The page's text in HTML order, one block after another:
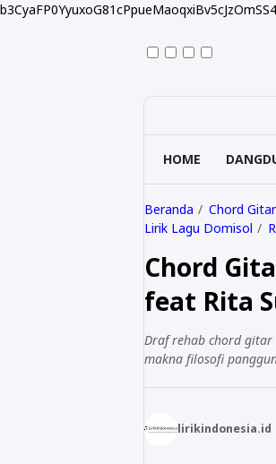
HOME
Beranda Chord
Lirik Lagu Domisol
Chord
feat Rita
Draf rehab chord
makna filosofi
lirikindonesia.id